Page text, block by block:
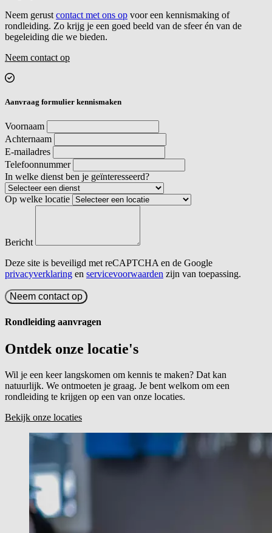
Neem gerust contact met ons op voor een kennismaking of
rondleiding. Zo krijg je een goed beeld van de sfeer én van de
begeleiding die we bieden.
Neem contact op
Aanvraag formulier kennismaken
Voornaam
Achternaam
E-mailadres
Telefoonnummer
In welke dienst ben je geïnteresseerd?
Op welke locatie
Bericht
Deze site is beveiligd met reCAPTCHA en de Google
privacyverklaring en servicevoorwaarden zijn van toepassing.
Neem contact op
Rondleiding aanvragen
Ontdek onze locatie's
Wil je een keer langskomen om kennis te maken? Dat kan
natuurlijk. We ontmoeten je graag. Je bent welkom om een
rondleiding te krijgen op een van onze locaties.
Bekijk onze locaties